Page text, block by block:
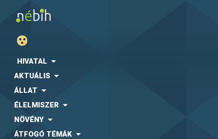
HIVATAL
AKTUÁLIS
ÁLLAT
ÉLELMISZER
NÖVÉNY
ÁTFOGÓ TÉMÁK